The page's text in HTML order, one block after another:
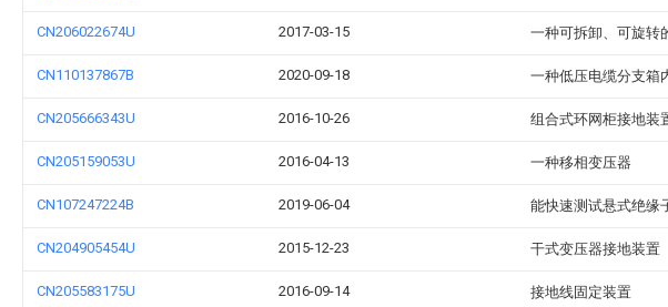
CN206022674U 2017-03-15 一种可拆卸、可旋转
CN110137867B 2020-09-18 一种低压电缆分支箱
CN205666343U 2016-10-26 组合式环网柜接地装
CN205159053U 2016-04-13 一种移相变压器
CN107247224B 2019-06-04 能快速测试悬式绝缘
CN204905454U 2015-12-23 干式变压器接地装置
CN205583175U 2016-09-14 接地线固定装置